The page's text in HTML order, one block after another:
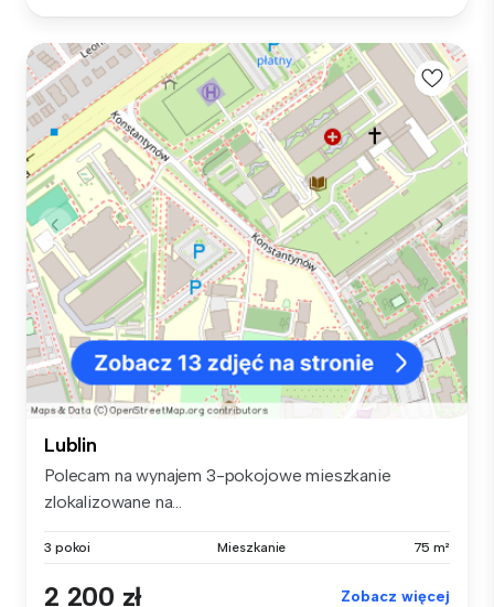
Lublin
Polecam na wynajem 3-pokojowe mieszkanie
zlokalizowane na...
3 pokoi Mieszkanie 75 m²
2 200 zł Zobacz więcej